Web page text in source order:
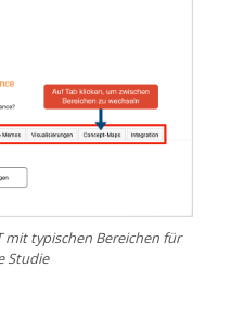
mit typischen Bereichen für
Studie